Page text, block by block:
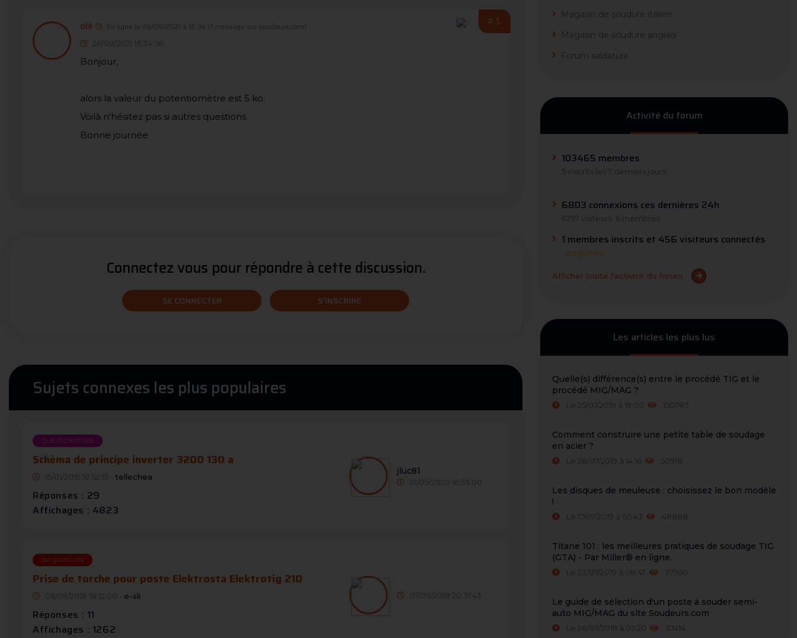
#3
olé En ligne le 26/09/2021 à 16:34 (1 message sur soudeurs.com)
26/09/2021 16:34:56
Bonjour,
alors la valeur du potentiomètre est 5 ko.
Voilà n'hésitez pas si autres questions
Bonne journée
Connectez vous pour répondre à cette discussion.
SE CONNECTER S'INSCRIRE
Sujets connexes les plus populaires
QUESTION POSÉE
Schéma de principe inverter 3200 130 a
15/01/2015 18:52:19 - tellechea
Réponses : 29
Affichages : 4823
jluc81
01/05/2020 16:53:00
INFORMATION
Prise de torche pour poste Elektrosta Elektrotig 210
06/09/2018 18:12:00 - e-sli
Réponses : 11
Affichages : 1262
07/09/2018 20:31:43
Magasin de soudure italien
Magasin de soudure anglais
Forum saldatura
Activité du forum
103465 membres
5 inscrits les 7 derniers jours
6803 connexions ces dernières 24h
6797 visiteurs 6 membres
1 membres inscrits et 456 visiteurs connectés
antgomez
Afficher toute l'activité du forum
Les articles les plus lus
Quelle(s) différence(s) entre le procédé TIG et le
procédé MIG/MAG ?
Le 25/07/2019 à 19:00 150783
Comment construire une petite table de soudage
en acier ?
Le 28/07/2019 à 14:16 50918
Les disques de meuleuse : choisissez le bon modèle
!
Le 17/07/2019 à 05:43 48888
Titane 101 : les meilleures pratiques de soudage TIG
(GTA) - Par Miller® en ligne.
Le 23/07/2019 à 08:47 37950
Le guide de sélection d'un poste à souder semi-
auto MIG/MAG du site Soudeurs.com
Le 28/07/2019 à 05:20 37414